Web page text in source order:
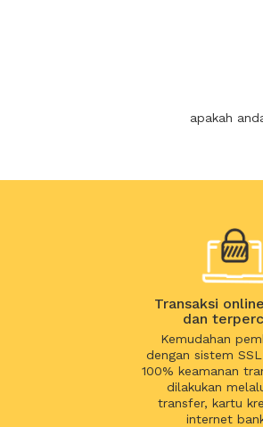
apakah
Transaksi
dan
Kemudahan
dengan sistem
100% keamanan
dilakukan
transfer, kartu
internet